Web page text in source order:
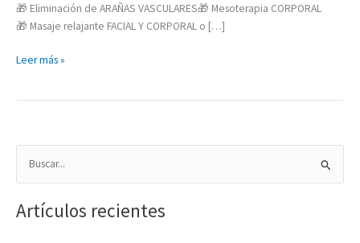
🎁 Eliminación de ARAÑAS VASCULARES🎁 Mesoterapia CORPORAL
🎁 Masaje relajante FACIAL Y CORPORAL o […]
Leer más »
s
Artículos recientes